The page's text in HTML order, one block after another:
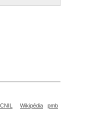
Wikipédia pmb